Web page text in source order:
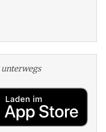
unterwegs